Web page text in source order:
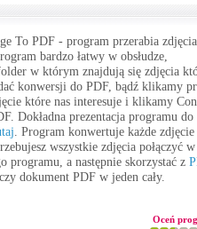
To PDF - program przerabia
bardzo łatwy w obsłudze,
w którym znajdują się zdjęcia
konwersji do PDF, bądź klikamy
które nas interesuje i klikamy
Dokładna prezentacja programu do
. Program konwertuje każde zdjęcie
wszystkie zdjęcia połączyć w
programu, a następnie skorzystać z
dokument PDF w jeden cały.
Oceń